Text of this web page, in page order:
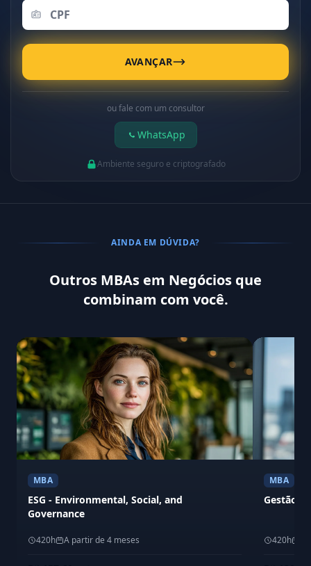
AVANÇAR
ou fale com um consultor
WhatsApp
Ambiente seguro e criptografado
AINDA EM DÚVIDA?
Outros MBAs em Negócios que
combinam com você.
MBA
ESG - Environmental, Social, and
Governance
420h A partir de 4 meses
MBA
Gestão
420h